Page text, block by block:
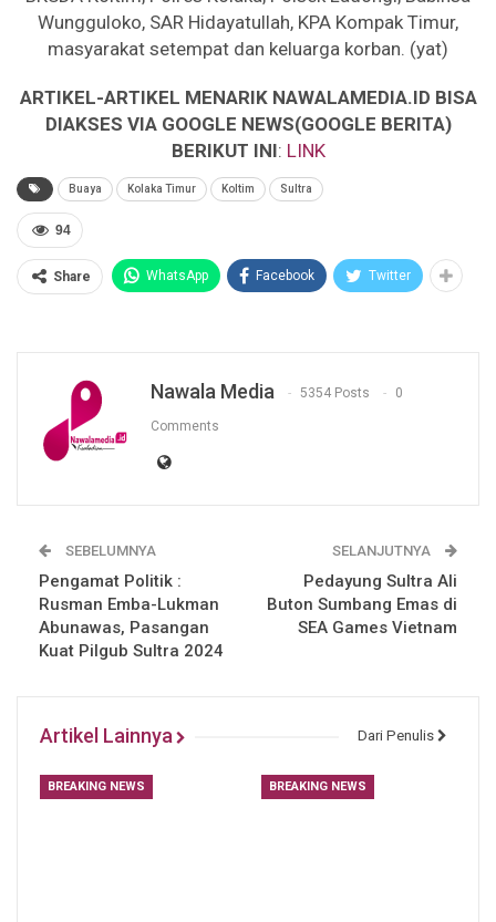
Wungguloko, SAR Hidayatullah, KPA Kompak Timur,
masyarakat setempat dan keluarga korban. (yat)
ARTIKEL-ARTIKEL MENARIK NAWALAMEDIA.ID BISA
DIAKSES VIA GOOGLE NEWS(GOOGLE BERITA)
BERIKUT INI: LINK
Buaya Kolaka Timur Koltim Sultra
94
Share WhatsApp Facebook Twitter
Nawala Media 5354 Posts 0
Comments
SEBELUMNYA
Pengamat Politik :
Rusman Emba-Lukman
Abunawas, Pasangan
Kuat Pilgub Sultra 2024
SELANJUTNYA
Pedayung Sultra Ali
Buton Sumbang Emas di
SEA Games Vietnam
Artikel Lainnya Dari Penulis
BREAKING NEWS BREAKING NEWS